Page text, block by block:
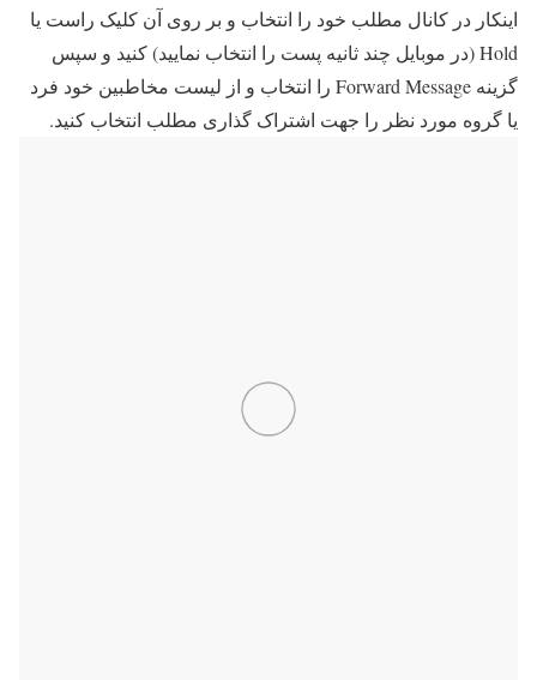
اینکار در کانال مطلب خود را انتخاب و بر روی آن کلیک راست یا
Hold (در موبایل چند ثانیه پست را انتخاب نمایید) کنید و سپس
گزینه Forward Message را انتخاب و از لیست مخاطبین خود فرد
یا گروه مورد نظر را جهت اشتراک گذاری مطلب انتخاب کنید.